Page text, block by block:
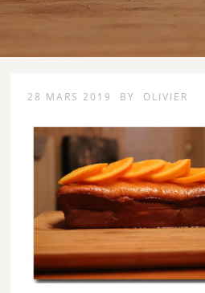
28 MARS 2019 BY OLIVIER